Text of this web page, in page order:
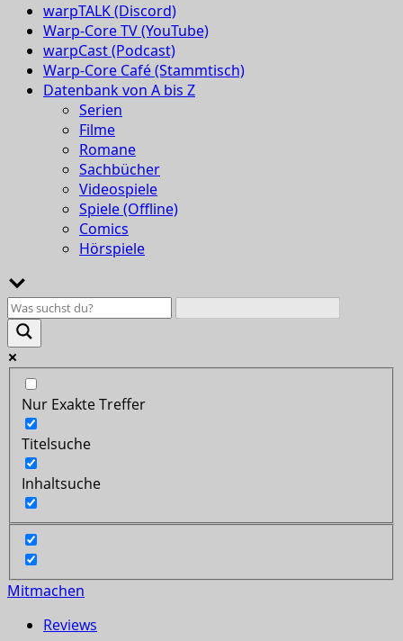
warpTALK (Discord)
Warp-Core TV (YouTube)
warpCast (Podcast)
Warp-Core Café (Stammtisch)
Datenbank von A bis Z
Serien
Filme
Romane
Sachbücher
Videospiele
Spiele (Offline)
Comics
Hörspiele
Nur Exakte Treffer
Titelsuche
Inhaltsuche
Mitmachen
Reviews